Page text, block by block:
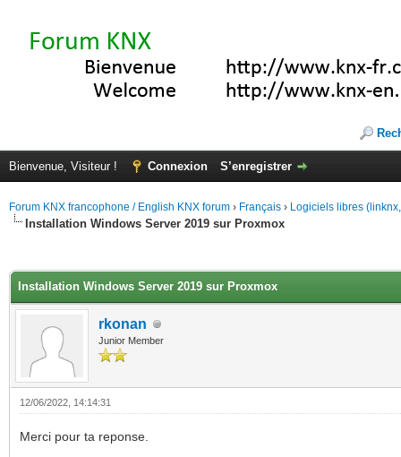
Bienvenue, Visiteur ! Connexion S’enregistrer
Forum KNX francophone / English KNX forum › Français › Logiciels libres
Installation Windows Server 2019 sur Proxmox
Installation Windows Server 2019 sur Proxmox
rkonan
Junior Member
12/06/2022, 14:14:31
Merci pour ta reponse.